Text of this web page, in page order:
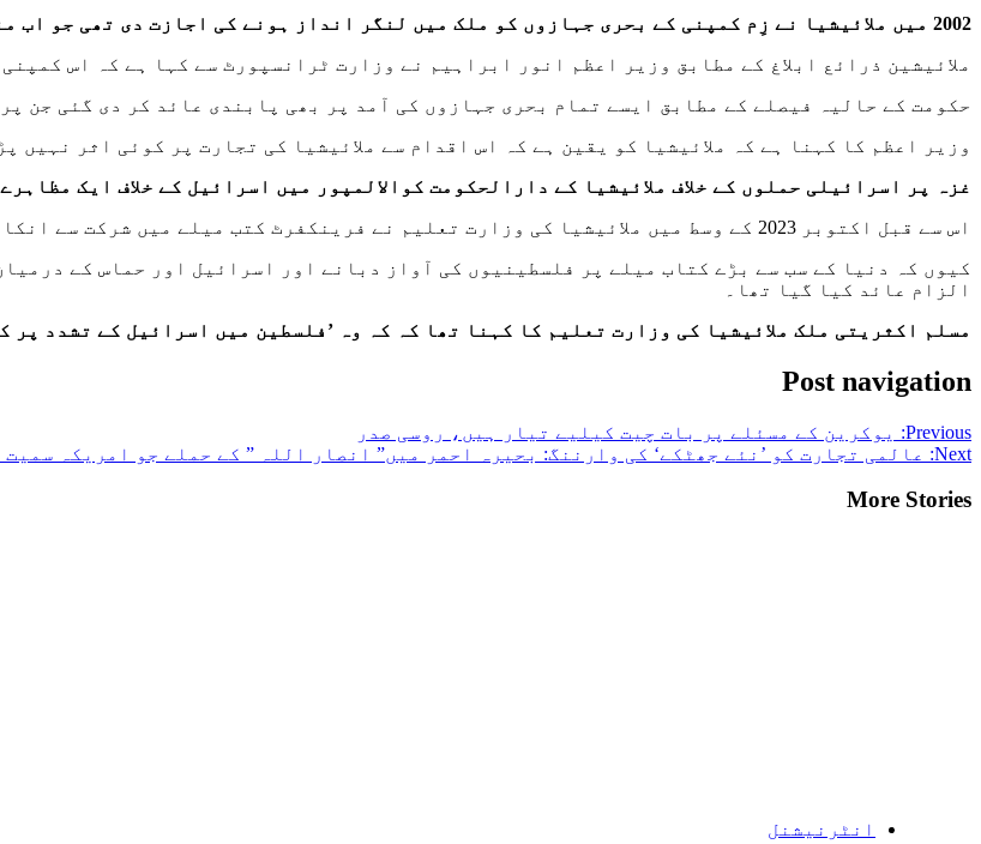
2002 میں ملائیشیا نے زِم کمپنی کے بحری جہازوں کو ملک میں لنگر انداز ہونے کی اجازت دی تھی جو اب منسوخ کر دی گئی ہے۔
ملائیشین ذرائع ابلاغ کے مطابق وزیر اعظم انور ابراہیم نے وزارت ٹرانسپورٹ سے کہا ہے کہ اس
حکومت کے حالیہ فیصلے کے مطابق ایسے تمام بحری جہازوں کی آمد پر بھی پابندی عائد کر دی گئی جن
وزیر اعظم کا کہنا ہے کہ ملائیشیا کو یقین ہے کہ اس اقدام سے ملائیشیا کی تجارت پر کوئی اثر نہیں
غزہ پر اسرائیلی حملوں کے خلاف ملائیشیا کے دارالحکومت کوالالمپور میں اسرائیل کے خلاف ایک
اس سے قبل اکتوبر 2023 کے وسط میں ملائیشیا کی وزارت تعلیم نے فرینکفرٹ کتب میلے میں شرکت سے انکار کر دیا تھا
کیوں کہ دنیا کے سب سے بڑے کتاب میلے پر فلسطینیوں کی آواز دبانے اور اسرائیل اور حماس کے
الزام عائد کیا گیا تھا۔
مسلم اکثریتی ملک ملائیشیا کی وزارت تعلیم کا کہنا تھا کہ کہ وہ ’فلسطین میں اسرائیل کے تشدد پر
Post navigation
Previous:
یوکرین کے مسئلے پر بات چیت کیلیے تیار ہیں، روسی صدر
Next:
عالمی تجارت کو ’نئے جھٹکے‘ کی وارننگ: بحیرہ احمر میں” انصار اللہ ” کے حملے جو امریکہ
More Stories
انٹرنیشنل